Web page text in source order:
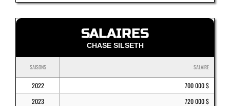
SALAIRES
CHASE SILSETH
SAISONS SALAIRE
2022
700 000 $
2023
720 000 $